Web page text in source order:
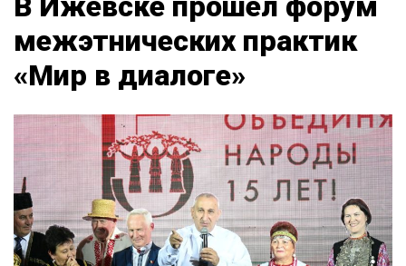
межэтнических практик
«Мир в диалоге»